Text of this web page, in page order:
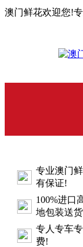
澳门鲜花欢迎您!
专业澳门
有保证!
100%进口
地包装送
专人专车
费!